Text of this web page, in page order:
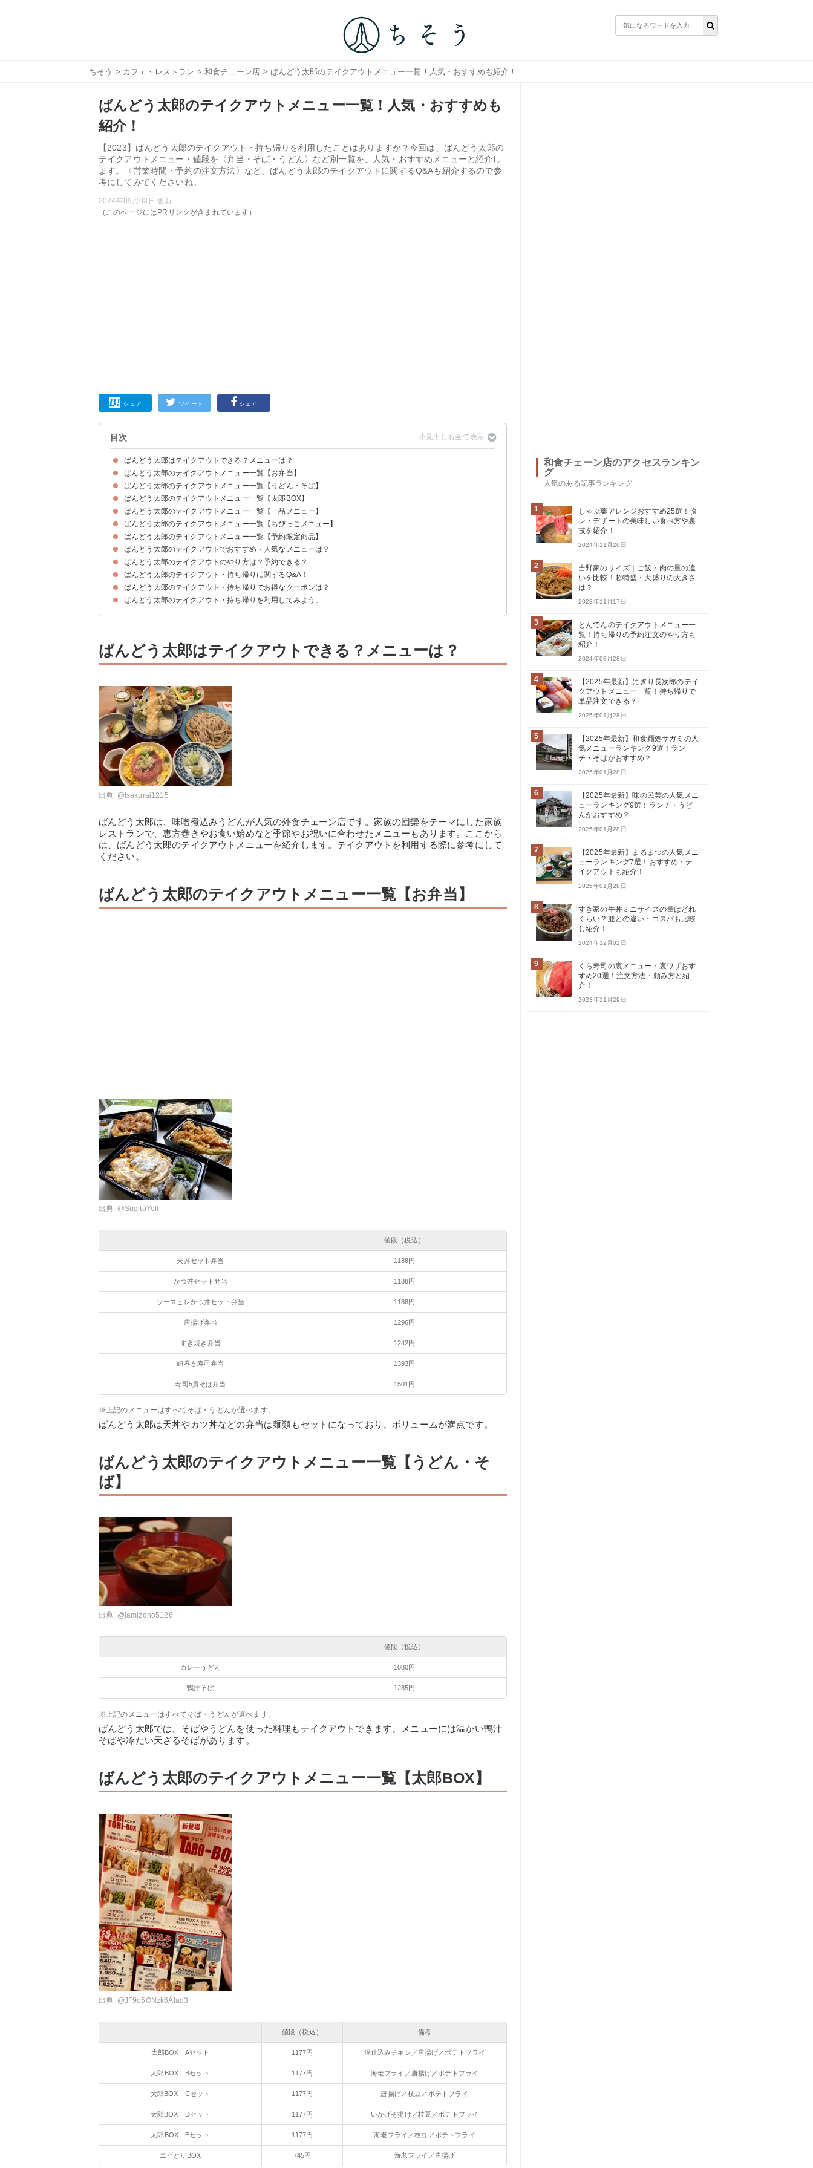
ちそう > カフェ・レストラン > 和食チェーン店 > ばんどう太郎のテイクアウトメニュー一覧！人気・おすすめも紹介！
ばんどう太郎のテイクアウトメニュー一覧！人気・おすすめも
紹介！
【2023】ばんどう太郎のテイクアウト・持ち帰りを利用したことはありますか？今回は、ばんどう太郎の
テイクアウトメニュー・値段を〈弁当・そば・うどん〉など別一覧を、人気・おすすめメニューと紹介し
ます。〈営業時間・予約の注文方法〉など、ばんどう太郎のテイクアウトに関するQ&Aも紹介するので参
考にしてみてくださいね。
2024年09月03日 更新
（このページにはPRリンクが含まれています）
シェア ツイート シェア
目次
ばんどう太郎はテイクアウトできる？メニューは？
ばんどう太郎のテイクアウトメニュー一覧【お弁当】
ばんどう太郎のテイクアウトメニュー一覧【うどん・そば】
ばんどう太郎のテイクアウトメニュー一覧【太郎BOX】
ばんどう太郎のテイクアウトメニュー一覧【一品メニュー】
ばんどう太郎のテイクアウトメニュー一覧【ちびっこメニュー】
ばんどう太郎のテイクアウトメニュー一覧【予約限定商品】
ばんどう太郎のテイクアウトでおすすめ・人気なメニューは？
3位：カツ丼セット弁当
2位：唐揚げ
1位：天丼セット弁当
ばんどう太郎のテイクアウトのやり方は？予約できる？
ばんどう太郎のテイクアウト・持ち帰りに関するQ&A！
Q1、持ち帰りの営業時間は？何時まで？
Q2、季節のイベント向けメニューはある？恵方巻きは？
ばんどう太郎のテイクアウト・持ち帰りでお得なクーポンは？
ばんどう太郎のテイクアウト・持ち帰りを利用してみよう」
ばんどう太郎はテイクアウトできる？メニューは？
出典: @tsakurai1215
ばんどう太郎は、味噌煮込みうどんが人気の外食チェーン店です。家族の団欒をテーマにした家族
レストランで、恵方巻きやお食い始めなど季節やお祝いに合わせたメニューもあります。ここから
は、ばんどう太郎のテイクアウトメニューを紹介します。テイクアウトを利用する際に参考にして
ください。
ばんどう太郎のテイクアウトメニュー一覧【お弁当】
出典: @SugitoYell
値段（税込）
天丼セット弁当 1188円
かつ丼セット弁当 1188円
ソースヒレかつ丼セット弁当 1188円
唐揚げ弁当 1296円
すき焼き弁当 1242円
細巻き寿司弁当 1393円
寿司5貫そば弁当 1501円
※上記のメニューはすべてそば・うどんが選べます。
ばんどう太郎は天丼やカツ丼などの弁当は麺類もセットになっており、ボリュームが満点です。
ばんどう太郎のテイクアウトメニュー一覧【うどん・そ
ば】
出典: @jamizono5126
値段（税込）
カレーうどん 1080円
鴨汁そば 1285円
※上記のメニューはすべてそば・うどんが選べます。
ばんどう太郎では、そばやうどんを使った料理もテイクアウトできます。メニューには温かい鴨汁
そばや冷たい天ざるそばがあります。
ばんどう太郎のテイクアウトメニュー一覧【太郎BOX】
出典: @JF9o5ONzk6AIad3
値段（税込） 備考
太郎BOX Aセット 1177円 深仕込みチキン／唐揚げ／ポテトフライ
太郎BOX Bセット 1177円 海老フライ／唐揚げ／ポテトフライ
太郎BOX Cセット 1177円 唐揚げ／枝豆／ポテトフライ
太郎BOX Dセット 1177円 いかげそ揚げ／枝豆／ポテトフライ
太郎BOX Eセット 1177円 海老フライ／枝豆／ポテトフライ
エビとりBOX 745円 海老フライ／唐揚げ
和食チェーン店のアクセスランキン
グ
人気のある記事ランキング
1
しゃぶ葉アレンジおすすめ25選！タ
レ・デザートの美味しい食べ方や裏
技を紹介！
2024年11月26日
2
吉野家のサイズ｜ご飯・肉の量の違
いを比較！超特盛・大盛りの大きさ
は？
2023年11月17日
3
とんでんのテイクアウトメニュー一
覧！持ち帰りの予約注文のやり方も
紹介！
2024年08月28日
4
【2025年最新】にぎり長次郎のテイ
クアウトメニュー一覧！持ち帰りで
単品注文できる？
2025年01月28日
5
【2025年最新】和食麺処サガミの人
気メニューランキング9選！ラン
チ・そばがおすすめ？
2025年01月28日
6
【2025年最新】味の民芸の人気メニ
ューランキング9選！ランチ・うど
んがおすすめ？
2025年01月28日
7
【2025年最新】まるまつの人気メニ
ューランキング7選！おすすめ・テ
イクアウトも紹介！
2025年01月28日
8
すき家の牛丼ミニサイズの量はどれ
くらい？並との違い・コスパも比較
し紹介！
2024年12月02日
9
くら寿司の裏メニュー・裏ワザおす
すめ20選！注文方法・頼み方と紹
介！
2023年11月29日